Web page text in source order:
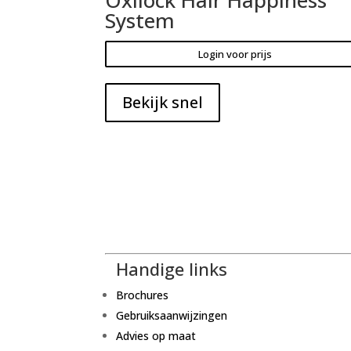
System
Login voor prijs
Bekijk snel
Handige links
Brochures
Gebruiksaanwijzingen
Advies op maat